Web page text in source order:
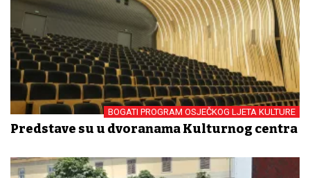
BOGATI PROGRAM OSJEČKOG LJETA KULTURE
Predstave su u dvoranama Kulturnog centra